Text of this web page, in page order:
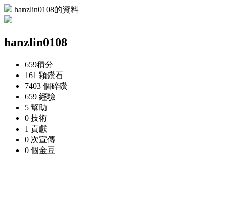
hanzlin0108的資料
hanzlin0108
659積分
161 顆鑽石
7403 個碎鑽
659 經驗
5 幫助
0 技術
1 貢獻
0 次宣傳
0 個金豆